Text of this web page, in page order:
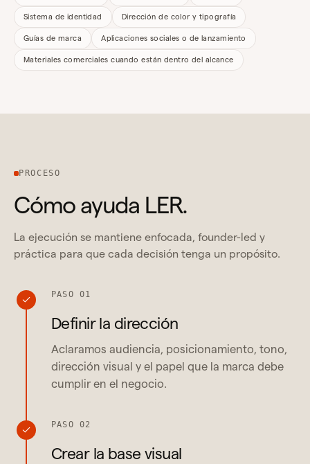
Sistema de identidad Dirección de color y tipografía
Guías de marca Aplicaciones sociales o de lanzamiento
Materiales comerciales cuando están dentro del alcance
PROCESO
Cómo ayuda LER.
La ejecución se mantiene enfocada, founder-led y
práctica para que cada decisión tenga un propósito.
PASO 01
Definir la dirección
Aclaramos audiencia, posicionamiento, tono,
dirección visual y el papel que la marca debe
cumplir en el negocio.
PASO 02
Crear la base visual